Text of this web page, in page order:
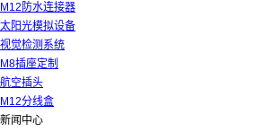
M12防水连接器
太阳光模拟设备
视觉检测系统
M8插座定制
航空插头
M12分线盒
新闻中心